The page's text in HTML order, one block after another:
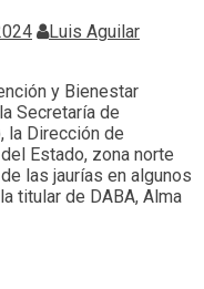
Luis Aguilar
y Bienestar
Secretaría de
la Dirección de
Estado, zona norte
las jaurías en algunos
titular de DABA, Alma